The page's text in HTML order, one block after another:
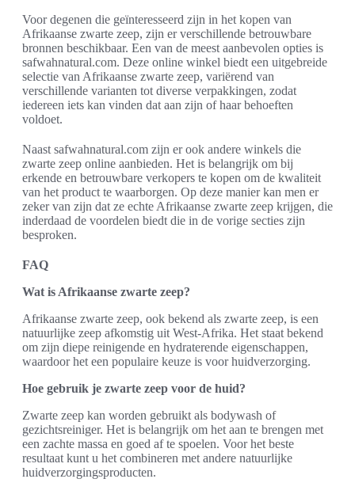
Voor degenen die geïnteresseerd zijn in het kopen van
Afrikaanse zwarte zeep, zijn er verschillende betrouwbare
bronnen beschikbaar. Een van de meest aanbevolen opties is
safwahnatural.com. Deze online winkel biedt een uitgebreide
selectie van Afrikaanse zwarte zeep, variërend van
verschillende varianten tot diverse verpakkingen, zodat
iedereen iets kan vinden dat aan zijn of haar behoeften
voldoet.
Naast safwahnatural.com zijn er ook andere winkels die
zwarte zeep online aanbieden. Het is belangrijk om bij
erkende en betrouwbare verkopers te kopen om de kwaliteit
van het product te waarborgen. Op deze manier kan men er
zeker van zijn dat ze echte Afrikaanse zwarte zeep krijgen, die
inderdaad de voordelen biedt die in de vorige secties zijn
besproken.
FAQ
Wat is Afrikaanse zwarte zeep?
Afrikaanse zwarte zeep, ook bekend als zwarte zeep, is een
natuurlijke zeep afkomstig uit West-Afrika. Het staat bekend
om zijn diepe reinigende en hydraterende eigenschappen,
waardoor het een populaire keuze is voor huidverzorging.
Hoe gebruik je zwarte zeep voor de huid?
Zwarte zeep kan worden gebruikt als bodywash of
gezichtsreiniger. Het is belangrijk om het aan te brengen met
een zachte massa en goed af te spoelen. Voor het beste
resultaat kunt u het combineren met andere natuurlijke
huidverzorgingsproducten.